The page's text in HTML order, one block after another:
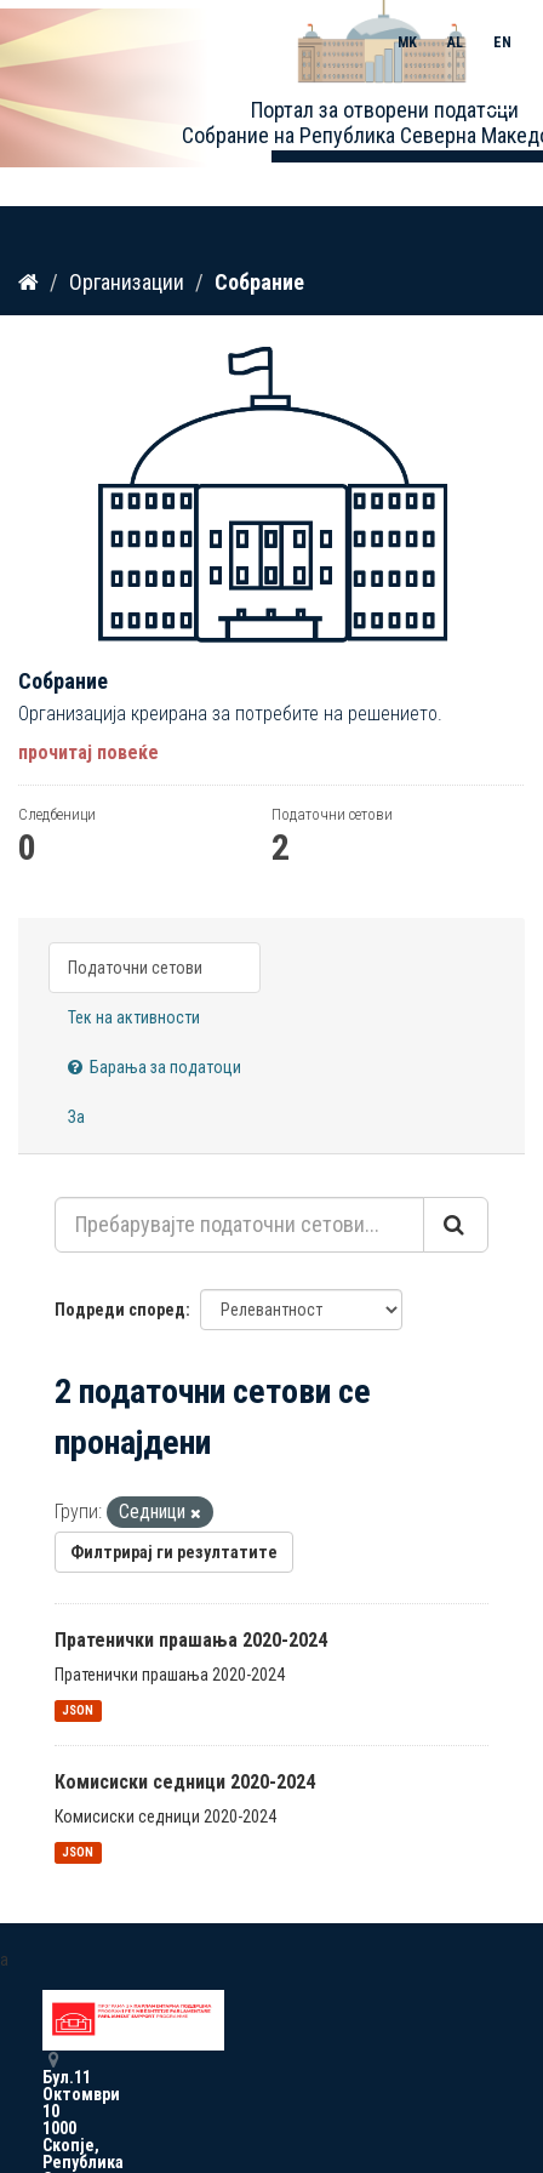
Прескокнете
содржина
Портал за отворени податоци
Собрание на Република Северна
MK AL EN
Toggle
Организации Собрание
Собрание
Организација креирана за потребите на решението.
прочитај повеќе
Следбеници
0
Податочни сетови
2
Податочни сетови
Тек на активности
Барања за податоци
За
Подреди според
2 податочни сетови се
пронајдени
Групи: Седници
Филтрирај ги резултатите
Пратенички прашања 2020-2024
Пратенички прашања 2020-2024
JSON
Комисиски седници 2020-2024
Комисиски седници 2020-2024
JSON
a
Бул.11
Октомври
10
1000
Скопје,
Република